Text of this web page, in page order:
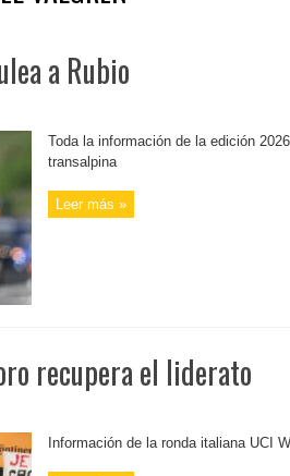
a Rubio
Toda la información de la edición
transalpina
Leer más »
recupera el liderato
Información de la ronda italiana UCI